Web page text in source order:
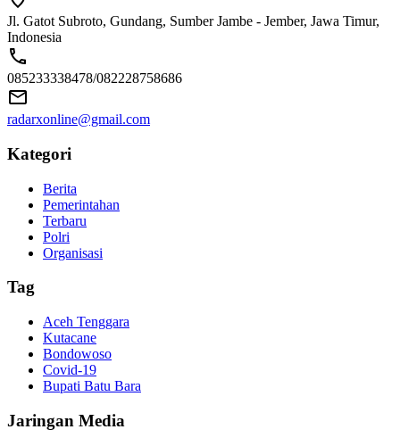
Jl. Gatot Subroto, Gundang, Sumber Jambe - Jember, Jawa Timur,
Indonesia
085233338478/082228758686
radarxonline@gmail.com
Kategori
Berita
Pemerintahan
Terbaru
Polri
Organisasi
Tag
Aceh Tenggara
Kutacane
Bondowoso
Covid-19
Bupati Batu Bara
Jaringan Media